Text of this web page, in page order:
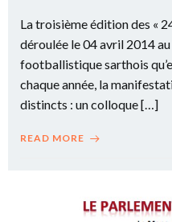
La troisième édition des «
déroulée le 04 avril 2014 au
footballistique sarthois
chaque année, la
distincts : un colloque […]
READ MORE